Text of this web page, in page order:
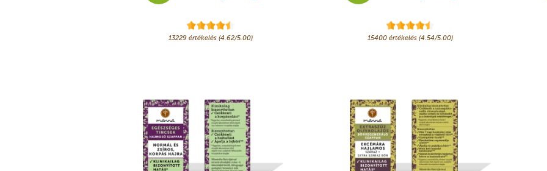
13229 értékelés (4.62/5.00) 15400 értékelés (4.54/5.00)